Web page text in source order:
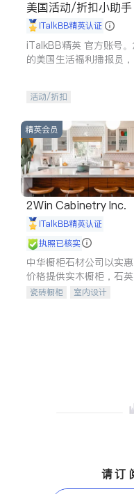
美国活动/折扣小助手
iTalkBB精英认证
iTalkBB精英 官方账号
的美国生活福利播报员
专属福利。
活动/折扣
精英会员
2Win Cabinetry Inc.
iTalkBB精英认证
执照已核实
中华橱柜石材公司以实
价格提供实木橱柜，石
台面，多种优质不锈钢水
瓷砖橱柜
室内设计
请订